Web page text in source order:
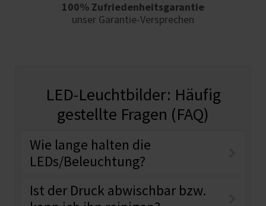
100% Zufriedenheits­garantie
unser Garantie-Versprechen
LED-Leuchtbilder: Häufig
gestellte Fragen (FAQ)
Wie lange halten die
LEDs/Beleuchtung?
Ist der Druck abwischbar bzw.